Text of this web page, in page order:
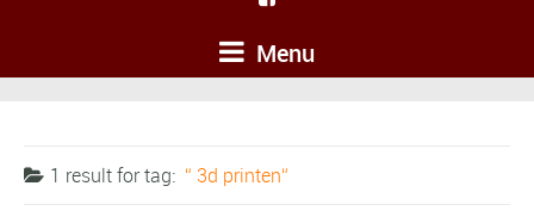
Menu
1 result fortag: 3d printen